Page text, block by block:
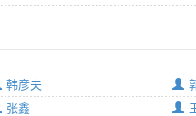
韩彦夫
张鑫